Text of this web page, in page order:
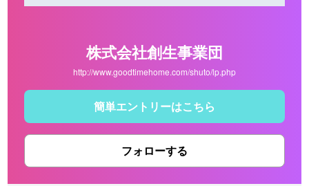
株式会社創生事業団
http://www.goodtimehome.com/shuto/lp.php
簡単エントリーはこちら
フォローする